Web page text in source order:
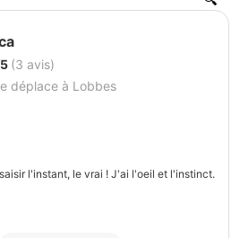
(3 avis)
déplace à Lobbes
l'instant, le vrai ! J'ai l'oeil et l'instinct.